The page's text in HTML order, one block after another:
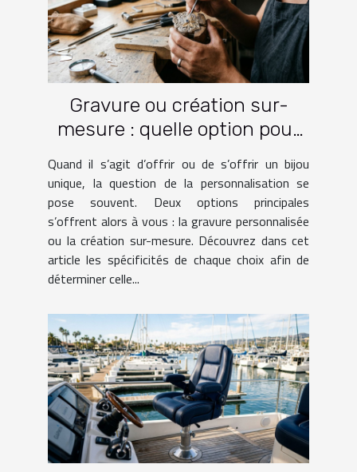
Gravure ou création sur-
mesure : quelle option pour
Quand il s’agit d’offrir ou de s’offrir un bijou
unique, la question de la personnalisation se
pose souvent. Deux options principales
s’offrent alors à vous : la gravure personnalisée
ou la création sur-mesure. Découvrez dans cet
article les spécificités de chaque choix afin de
déterminer celle...